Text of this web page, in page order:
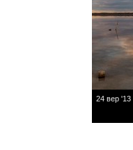
24 вер '13